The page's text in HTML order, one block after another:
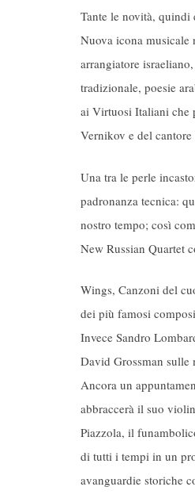
Tante le novità, quindi
Nuova icona musicale
arrangiatore
tradizionale, poesie
ai Virtuosi Italiani che
Vernikov e del
Una tra le perle
padronanza tecnica:
nostro tempo; così
New Russian Quartet
Wings, Canzoni del
dei più famosi
Invece Sandro
David Grossman sulle
Ancora un
abbraccerà il suo
Piazzola, il
di tutti i tempi in un
avanguardie storiche